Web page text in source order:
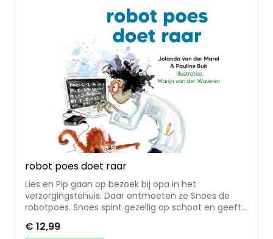
robot poes doet raar
Lies en Pip gaan op bezoek bij opa in het
verzorgingstehuis. Daar ontmoeten ze Snoes de
robotpoes. Snoes spint gezellig op schoot en geeft
wat er aan de hand is. Hoe werkt Snoes precies en
€ 12,99